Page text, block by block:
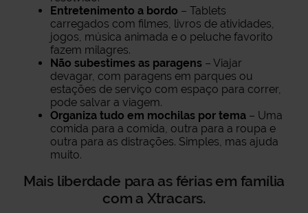
Entretenimento a bordo – Tablets
carregados com filmes, livros de atividades,
jogos, música animada e o peluche favorito
fazem milagres.
Não subestimes as paragens– Viajar
devagar, com paragens em parques ou
estações de serviço com espaço para correr,
pode salvar a viagem.
Organiza tudo em mochilas por tema– Uma
comida para a comida, outra para a roupa e
outra para as distrações. Simples, mas ajuda
muito.
Mais liberdade para as férias em família
com a Xtracars.